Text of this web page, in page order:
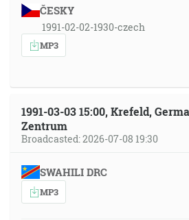
ČESKY
1991-02-02-1930-czech
MP3
1991-03-03 15:00, Krefeld,
Zentrum
Broadcasted: 2026-07-08 19:30
SWAHILI DRC
MP3